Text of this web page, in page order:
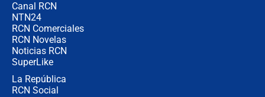
Canal RCN
NTN24
RCN Comerciales
RCN Novelas
Noticias RCN
SuperLike
La República
RCN Social